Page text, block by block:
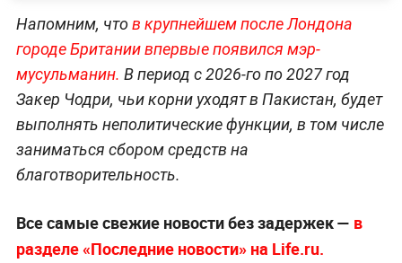
Напомним, чтов крупнейшем после Лондона
городе Британии впервые появился мэр-
мусульманин. В период с 2026-го по 2027 год
Закер Чодри, чьи корни уходят в Пакистан, будет
выполнять неполитические функции, в том числе
заниматься сбором средств на
благотворительность.
Все самые свежие новости без задержек — в
разделе «Последние новости» на Life.ru.